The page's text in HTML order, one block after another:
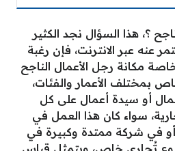
؟، هذا السؤال نجد الكثير
عبر الانترنت، فإن رغبة
مكانة رجل الأعمال الناجح
بمختلف الأعمار والفئات،
أو سيدة أعمال على كل
سواء كان هذا العمل في
في شركة ممتدة وكبيرة في